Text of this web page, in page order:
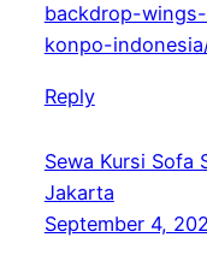
backdrop-
konpo-
Reply
Sewa Kursi Sofa
Jakarta
September 4,